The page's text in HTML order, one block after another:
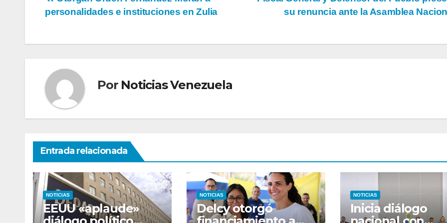
de
entradas
su renuncia ante la Asamblea
personalidades e instituciones en Zulia
Por Noticias Venezuela
Entrada relacionada
NOTICIAS
EEUU «aplaude»
NOTICIAS
Delcy otorgó
NOTICIAS
Inicia diálogo